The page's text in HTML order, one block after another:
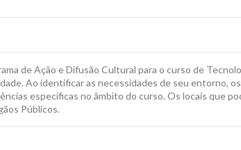
de Ação e Difusão Cultural para o curso de
Ao identificar as necessidades de seu entorno,
específicas no âmbito do curso. Os locais que
Públicos.